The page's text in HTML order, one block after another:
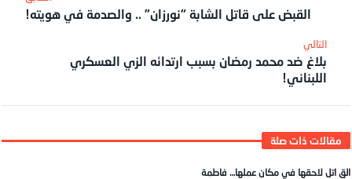
القبض على قاتل الشابة “نورزان” .. والصدمة في هويته!
‎التالي
بلاغ ضد محمد رمضان بسبب ارتدائه الزي العسكري
اللبناني!
الق اتل لاحقها في مكان عملها… فاطمة